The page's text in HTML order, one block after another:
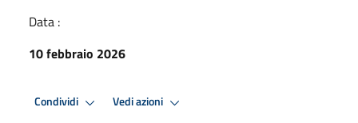
Data :
10 febbraio 2026
Condividi Vedi azioni